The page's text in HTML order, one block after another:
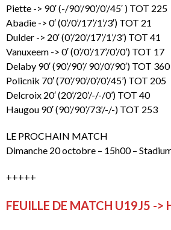
Piette -> 90′ (-/90’/90’/0’/45′ ) TOT 225
Abadie -> 0′ (0’/0’/17’/1’/3′) TOT 21
Dulder -> 20′ (0’/20’/17’/1’/3’) TOT 41
Vanuxeem -> 0′ (0’/0’/17’/0’/0’) TOT 17
Delaby 90′ (90’/90’/ 90’/0’/90′) TOT 360
Policnik 70′ (70’/90’/0’/0’/45’) TOT 205
Delcroix 20′ (20’/20’/-/-/0’) TOT 40
Haugou 90′ (90’/90’/73’/-/-) TOT 253
LE PROCHAIN MATCH
Dimanche 20 octobre – 15h00 –
+++++
FEUILLE DE MATCH U19J5 ->